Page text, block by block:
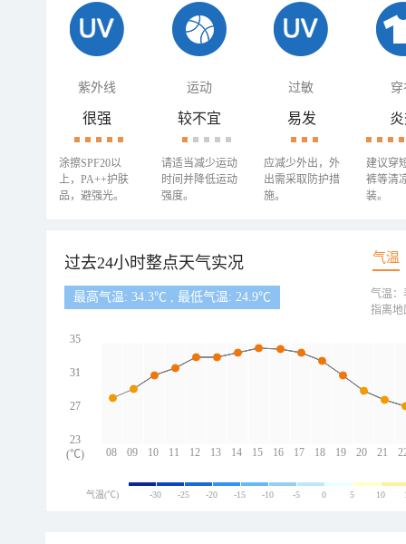
紫外线 运动 过敏 穿
很强
涂擦SPF20以
上，PA++护肤
品，避强光。
较不宜
请适当减少运动
时间并降低运动
强度。
易发
应减少外出，外
出需采取防护措
施。
建议穿
裤等清
装。
过去24小时整点天气实况 气温
最高气温: 34.3℃ , 最低气温: 24.9℃
08 09 10 11 12 13 14 15 16 17 18 19 20 21
35
31
27
23
(℃)
气温：
指离地
气温(℃) -30 -25 -20 -15 -10 -5 0 5 10